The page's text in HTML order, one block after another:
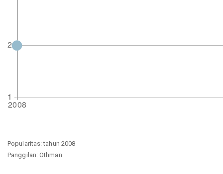
Popularitas: tahun 2008
Panggilan: Othman